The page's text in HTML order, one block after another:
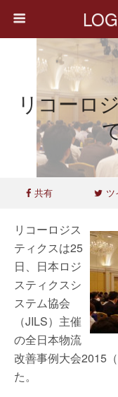
リコーロ
共有 ツ
リコーロジス
ティクスは25
日、日本ロジ
スティクスシ
ステム協会
（JILS）主催
の全日本物流
改善事例大会2015
た。